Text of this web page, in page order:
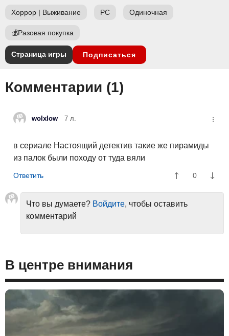
Хоррор | Выживание PC Одиночная
💰Разовая покупка
Страница игры Подписаться
Комментарии (1)
wolxlow 7 л.
в сериале Настоящий детектив такие же пирамиды
из палок были походу от туда вяли
0
Что вы думаете? Войдите, чтобы оставить
комментарий
В центре внимания